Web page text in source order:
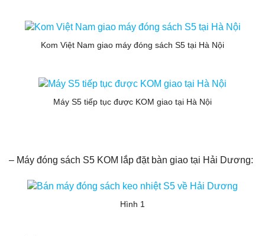
Kom Việt Nam giao máy đóng sách S5 tại Hà Nội
Máy S5 tiếp tục được KOM giao tại Hà Nội
– Máy đóng sách S5 KOM lắp đặt bàn giao tại Hải Dương:
Hình 1